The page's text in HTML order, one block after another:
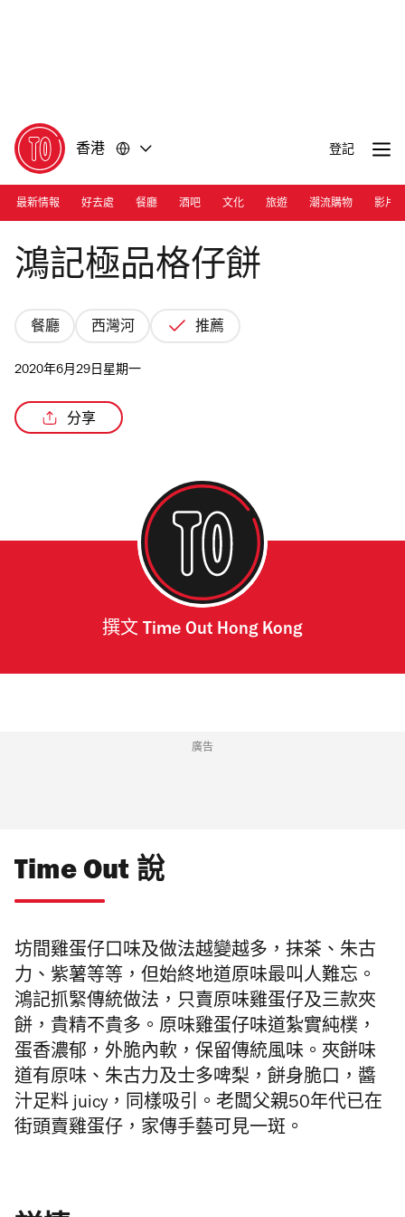
香港 登記
最新情報 好去處 餐廳 酒吧 文化 旅遊 潮流購物 影片
Photograph: Time Out Hong Kong
鴻記極品格仔餅
餐廳 西灣河 推薦
2020年6月29日星期一
分享
撰文 Time Out Hong Kong
廣告
Time Out 說
坊間雞蛋仔口味及做法越變越多，抹茶、朱古
力、紫薯等等，但始終地道原味最叫人難忘。
鴻記抓緊傳統做法，只賣原味雞蛋仔及三款夾
餅，貴精不貴多。原味雞蛋仔味道紮實純樸，
蛋香濃郁，外脆內軟，保留傳統風味。夾餅味
道有原味、朱古力及士多啤梨，餅身脆口，醬
汁足料 juicy，同樣吸引。老闆父親50年代已在
街頭賣雞蛋仔，家傳手藝可見一斑。